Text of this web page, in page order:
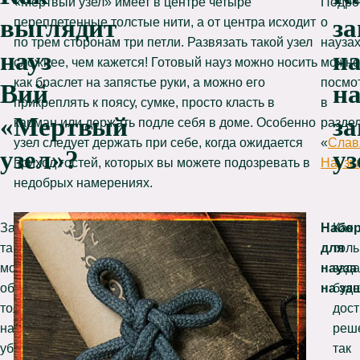
выглядит
науз
Вий
«Мертвый
узел»?
переплетенные толстые нити, а от центра исходит
по трем сторонам три петли. Развязать такой узел
сложнее, чем кажется! Готовый науз можно носить
как браслет на запястье руки, а можно его
прикреплять к поясу, сумке, просто класть в
карман или держать подле себя в доме. Особенно
узел следует держать при себе, когда ожидается
приход гостей, которых вы можете подозревать в
недобрых намерениях.
о
наузах
можно
в
«
Наузы
Завязывают
такой
мощный
оберег
только
на
убывающей
Сделали
науз,
затем
носите
с
собой.
Потом
для
науза
на
Как
так